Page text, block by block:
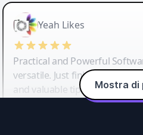
Yeah Likes
Practical and Powerful
versatile. Just finished their
and valuable tips and tricks.
Mostra di